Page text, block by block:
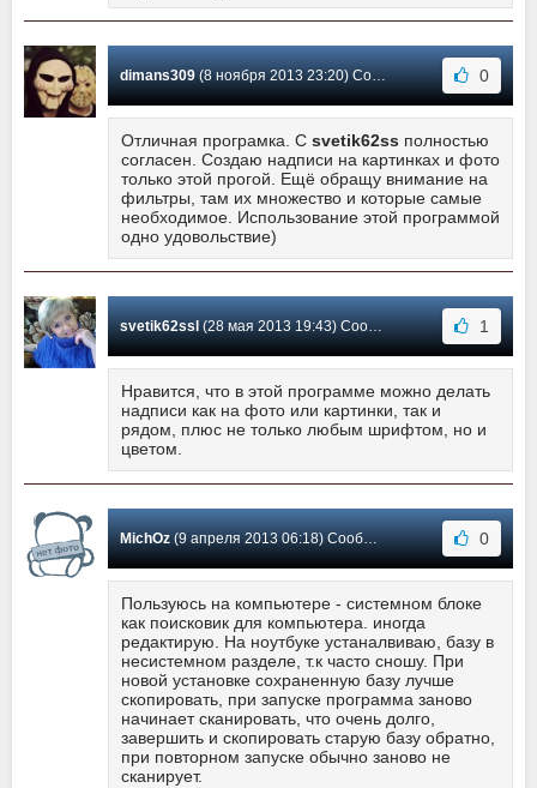
dimans309(8 ноября 2013 23:20) Сообщение #149 0
Отличная програмка. С svetik62ss полностью
согласен. Создаю надписи на картинках и фото
только этой прогой. Ещё обращу внимание на
фильтры, там их множество и которые самые
необходимое. Использование этой программой
одно удовольствие)
svetik62ssl (28 мая 2013 19:43) Сообщение #148 1
Нравится, что в этой программе можно делать
надписи как на фото или картинки, так и
рядом, плюс не только любым шрифтом, но и
цветом.
MichOz(9 апреля 2013 06:18) Сообщение #147 0
Пользуюсь на компьютере - системном блоке
как поисковик для компьютера. иногда
редактирую. На ноутбуке устаналвиваю, базу в
несистемном разделе, т.к часто сношу. При
новой установке сохраненную базу лучше
скопировать, при запуске программа заново
начинает сканировать, что очень долго,
завершить и скопировать старую базу обратно,
при повторном запуске обычно заново не
сканирует.